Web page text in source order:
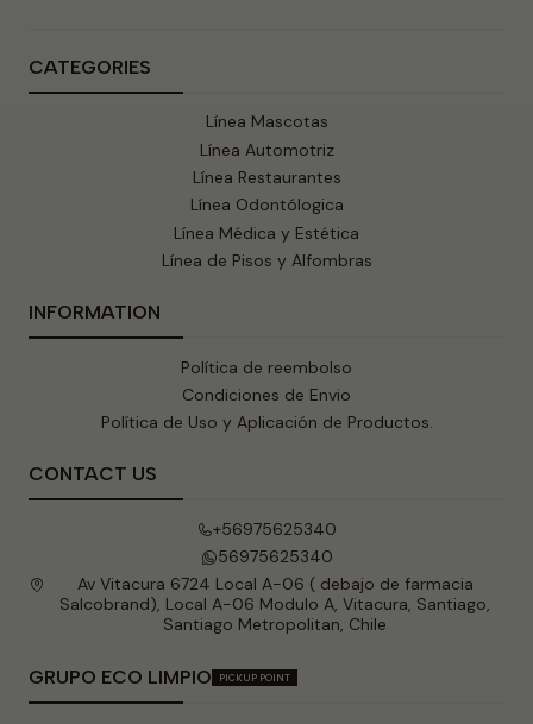
CATEGORIES
Línea Mascotas
Línea Automotriz
Línea Restaurantes
Línea Odontólogica
Línea Médica y Estética
Línea de Pisos y Alfombras
INFORMATION
Política de reembolso
Condiciones de Envio
Política de Uso y Aplicación de Productos.
CONTACT US
+56975625340
56975625340
Av Vitacura 6724 Local A-06 ( debajo de farmacia
Salcobrand), Local A-06 Modulo A, Vitacura, Santiago,
Santiago Metropolitan, Chile
GRUPO ECO LIMPIO PICKUP POINT